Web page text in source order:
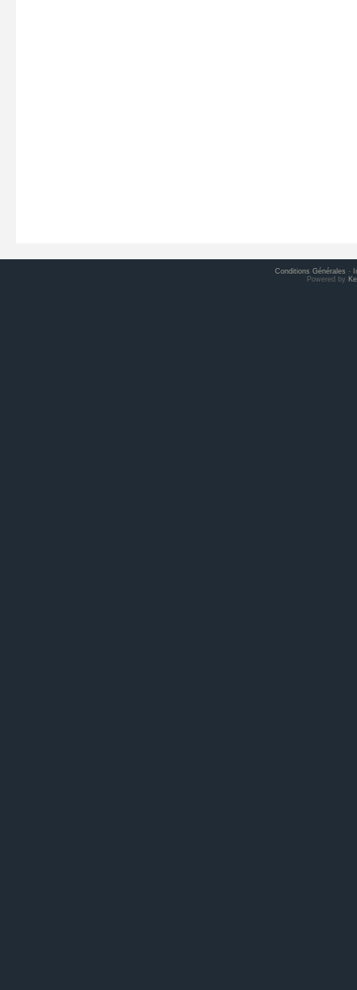
Conditions Générales -
Powered by